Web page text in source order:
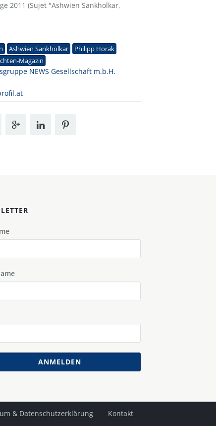
2011 (Sujet "Ashwien Sankholkar,
Ashwien Sankholkar
Philipp Horak
Magazin
NEWS Gesellschaft m.b.H.
ANMELDEN
& Datenschutzerklärung Kontakt